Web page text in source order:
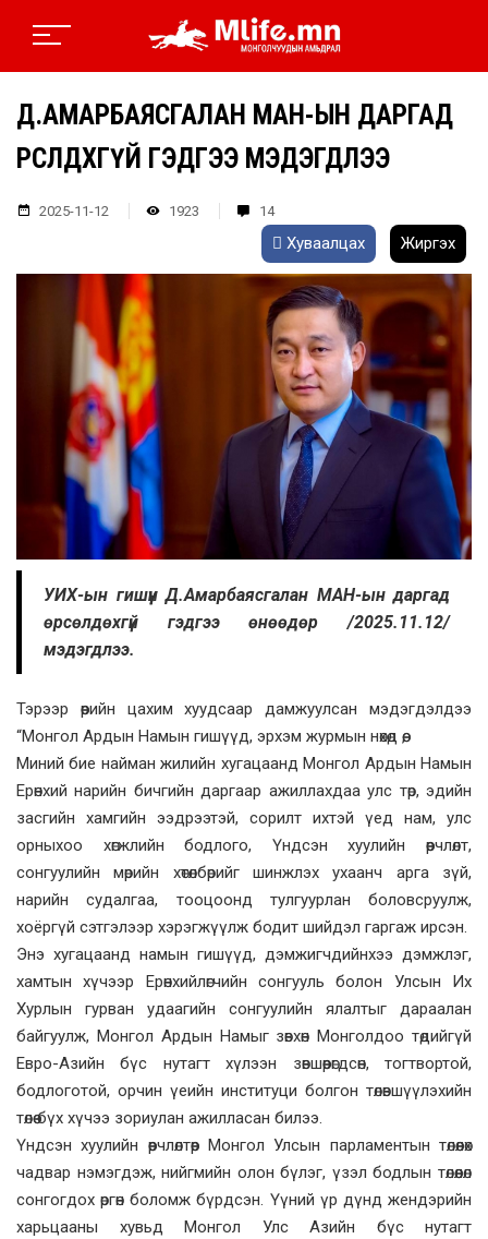
Д.АМАРБАЯСГАЛАН МАН-ЫН ДАРГАД
ӨРСӨЛДӨХГҮЙ ГЭДГЭЭ МЭДЭГДЛЭЭ
2025-11-12 1923 14
Хуваалцах Жиргэх
УИХ-ын гишүүн Д.Амарбаясгалан МАН-ын даргад
өрсөлдөхгүй гэдгээ өнөөдөр /2025.11.12/
мэдэгдлээ.
Тэрээр өөрийн цахим хуудсаар дамжуулсан мэдэгдэлдээ
“Монгол Ардын Намын гишүүд, эрхэм журмын нөхөд өө,
Миний бие найман жилийн хугацаанд Монгол Ардын Намын
Ерөнхий нарийн бичгийн даргаар ажиллахдаа улс төр, эдийн
засгийн хамгийн ээдрээтэй, сорилт ихтэй үед нам, улс
орныхоо хөгжлийн бодлого, Үндсэн хуулийн өөрчлөлт,
сонгуулийн мөрийн хөтөлбөрийг шинжлэх ухаанч арга зүй,
нарийн судалгаа, тооцоонд тулгуурлан боловсруулж,
хоёргүй сэтгэлээр хэрэгжүүлж бодит шийдэл гаргаж ирсэн.
Энэ хугацаанд намын гишүүд, дэмжигчдийнхээ дэмжлэг,
хамтын хүчээр Ерөнхийлөгчийн сонгууль болон Улсын Их
Хурлын гурван удаагийн сонгуулийн ялалтыг дараалан
байгуулж, Монгол Ардын Намыг зөвхөн Монголдоо төдийгүй
Евро-Азийн бүс нутагт хүлээн зөвшөөрөгдсөн, тогтвортой,
бодлоготой, орчин үеийн институци болгон төлөвшүүлэхийн
төлөө бүх хүчээ зориулан ажилласан билээ.
Үндсэн хуулийн өөрчлөлтөөр Монгол Улсын парламентын төлөөлөх
чадвар нэмэгдэж, нийгмийн олон бүлэг, үзэл бодлын төлөөлөл
сонгогдох өргөн боломж бүрдсэн. Үүний үр дүнд жендэрийн
харьцааны хувьд Монгол Улс Азийн бүс нутагт